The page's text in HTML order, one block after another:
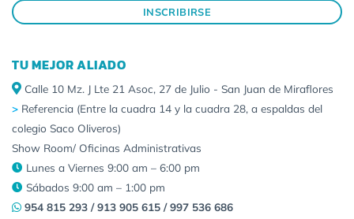
INSCRIBIRSE
TU MEJOR ALIADO
Calle 10 Mz. J Lte 21 Asoc, 27 de Julio - San Juan de Miraflores
> Referencia (Entre la cuadra 14 y la cuadra 28, a espaldas del
colegio Saco Oliveros)
Show Room/ Oficinas Administrativas
Lunes a Viernes 9:00 am – 6:00 pm
Sábados 9:00 am – 1:00 pm
954 815 293 / 913 905 615 / 997 536 686